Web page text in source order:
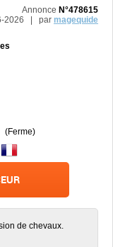
Annonce N°478615
2026 | par magequide
de chevaux.